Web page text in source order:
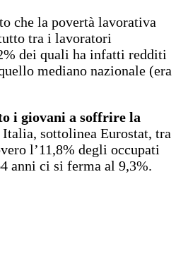
che la povertà lavorativa
tra i lavoratori
dei quali ha infatti redditi
mediano nazionale (era
i giovani a soffrire la
Italia, sottolinea Eurostat, tra
l’11,8% degli occupati
anni ci si ferma al 9,3%.